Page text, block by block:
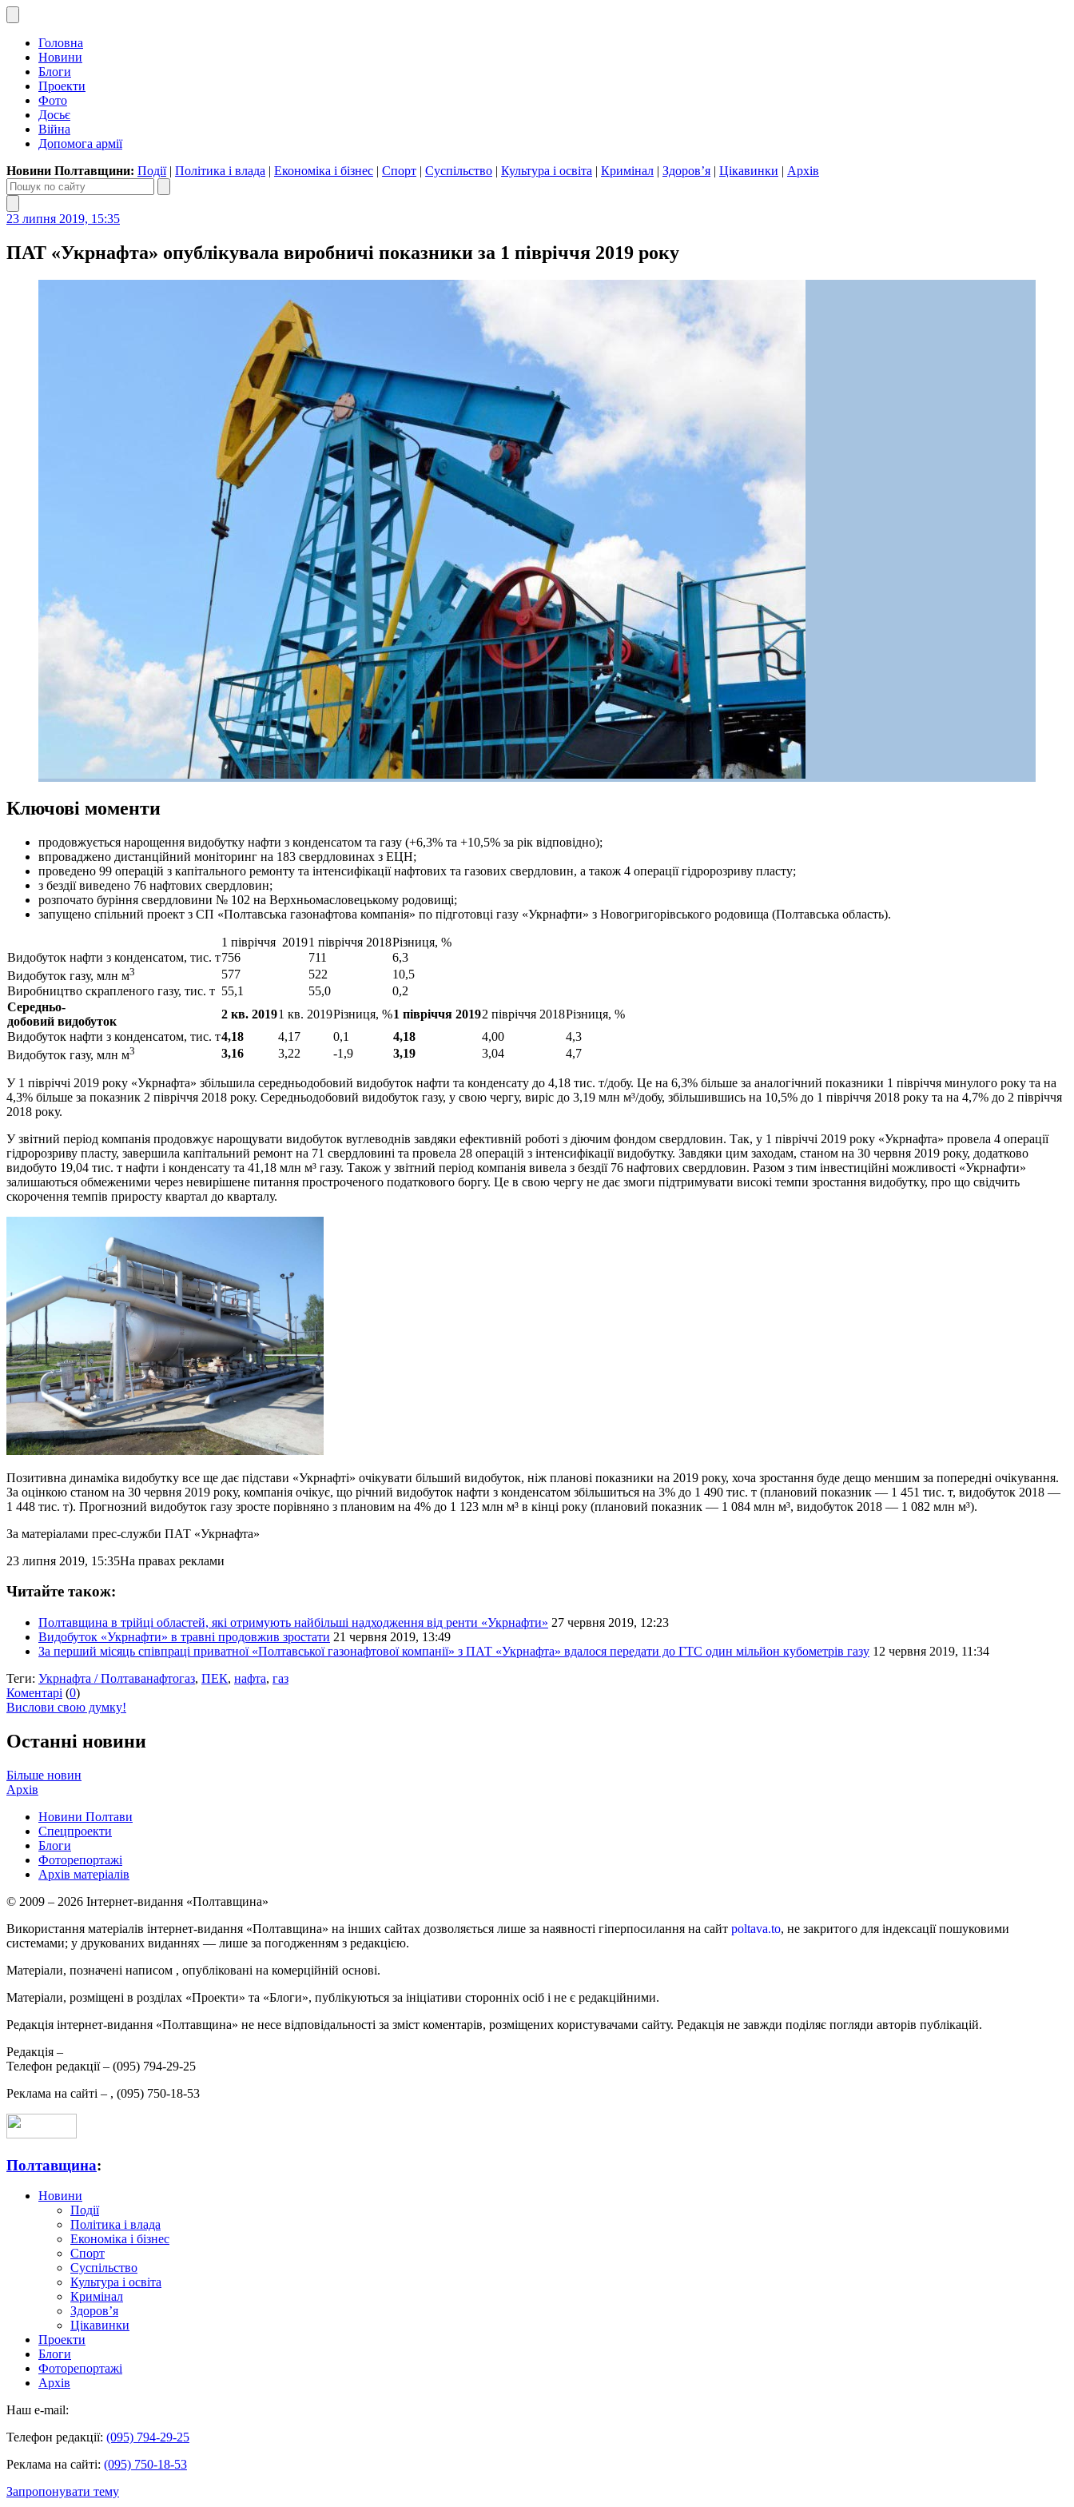
Головна
Новини
Блоги
Проекти
Фото
Досьє
Війна
Допомога армії
Новини Полтавщини: Події| Політика і влада | Економіка і бізнес | Спорт | Суспільство | Культура і освіта | Кримінал | Здоров’я | Цікавинки | Архів
23 липня 2019, 15:35
ПАТ «Укрнафта» опублікувала виробничі показники за 1 півріччя 2019 року
Ключові моменти
продовжується нарощення видобутку нафти з конденсатом та газу (+6,3% та +10,5% за рік відповідно);
впроваджено дистанційний моніторинг на 183 свердловинах з ЕЦН;
проведено 99 операцій з капітального ремонту та інтенсифікації нафтових та газових свердловин, а також 4 операції гідророзриву пласту;
з бездії виведено 76 нафтових свердловин;
розпочато буріння свердловини № 102 на Верхньомасловецькому родовищі;
запущено спільний проект з СП «Полтавська газонафтова компанія» по підготовці газу «Укрнафти» з Новогригорівського родовища (Полтавська область).
1 півріччя 20191 півріччя 2018Різниця, %
Видобуток нафти з конденсатом, тис. т756 711
6,3
Видобуток газу, млн м3 577 522
10,5
Виробництво скрапленого газу, тис. т 55,1 55,0
0,2
Середньо-
добовий видобуток
2 кв. 20191 кв. 2019Різниця, %1 півріччя 20192 півріччя 2018Різниця, %
Видобуток нафти з конденсатом, тис. т4,18 4,17 0,1 4,18 4,00
4,3
Видобуток газу, млн м3 3,16 3,22 -1,9 3,19 3,04 4,7
У 1 півріччі 2019 року «Укрнафта» збільшила cередньодобовий видобуток нафти та конденсату до 4,18 тис. т/добу. Це на 6,3% більше за аналогічний показники 1 півріччя минулого року та на
4,3% більше за показник 2 півріччя 2018 року. Середньодобовий видобуток газу, у свою чергу, виріс до 3,19 млн м³/добу, збільшившись на 10,5% до 1 півріччя 2018 року та на 4,7% до 2 півріччя
2018 року.
У звітний період компанія продовжує нарощувати видобуток вуглеводнів завдяки ефективній роботі з діючим фондом свердловин. Так, у 1 півріччі 2019 року «Укрнафта» провела 4 операції
гідророзриву пласту, завершила капітальний ремонт на 71 свердловині та провела 28 операцій з інтенсифікації видобутку. Завдяки цим заходам, станом на 30 червня 2019 року, додатково
видобуто 19,04 тис. т нафти і конденсату та 41,18 млн м³ газу. Також у звітний період компанія вивела з бездії 76 нафтових свердловин. Разом з тим інвестиційні можливості «Укрнафти»
залишаються обмеженими через невирішене питання простроченого податкового боргу. Це в свою чергу не дає змоги підтримувати високі темпи зростання видобутку, про що свідчить
скорочення темпів приросту квартал до кварталу.
Позитивна динаміка видобутку все ще дає підстави «Укрнафті» очікувати більший видобуток, ніж планові показники на 2019 року, хоча зростання буде дещо меншим за попередні очікування.
За оцінкою станом на 30 червня 2019 року, компанія очікує, що річний видобуток нафти з конденсатом збільшиться на 3% до 1 490 тис. т (плановий показник — 1 451 тис. т, видобуток 2018 —
1 448 тис. т). Прогнозний видобуток газу зросте порівняно з плановим на 4% до 1 123 млн м³ в кінці року (плановий показник — 1 084 млн м³, видобуток 2018 — 1 082 млн м³).
За матеріалами прес-служби ПАТ «Укрнафта»
23 липня 2019, 15:35На правах реклами
Читайте також:
Полтавщина в трійці областей, які отримують найбільші надходження від ренти «Укрнафти» 27 червня 2019, 12:23
Видобуток «Укрнафти» в травні продовжив зростати 21 червня 2019, 13:49
За перший місяць співпраці приватної «Полтавської газонафтової компанії» з ПАТ «Укрнафта» вдалося передати до ГТС один мільйон кубометрів газу 12 червня 2019, 11:34
Теги: Укрнафта / Полтаванафтогаз, ПЕК, нафта, газ
Коментарі (0)
Вислови свою думку!
Останні новини
Більше новин
Архів
Новини Полтави
Спецпроекти
Блоги
Фоторепортажі
Архів матеріалів
© 2009 – 2026 Інтернет-видання «Полтавщина»
Використання матеріалів інтернет-видання «Полтавщина» на інших сайтах дозволяється лише за наявності гіперпосилання на сайт poltava.to, не закритого для індексації пошуковими
системами; у друкованих виданнях — лише за погодженням з редакцією.
Матеріали, позначені написом , опубліковані на комерційній основі.
Матеріали, розміщені в розділах «Проекти» та «Блоги», публікуються за ініціативи сторонніх осіб і не є редакційними.
Редакція інтернет-видання «Полтавщина» не несе відповідальності за зміст коментарів, розміщених користувачами сайту. Редакція не завжди поділяє погляди авторів публікацій.
Редакція –
Телефон редакції – (095) 794-29-25
Реклама на сайті – , (095) 750-18-53
Полтавщина:
Новини
Події
Політика і влада
Економіка і бізнес
Спорт
Суспільство
Культура і освіта
Кримінал
Здоров’я
Цікавинки
Проекти
Блоги
Фоторепортажі
Архів
Наш e-mail:
Телефон редакції: (095) 794-29-25
Реклама на сайті: (095) 750-18-53
Запропонувати тему